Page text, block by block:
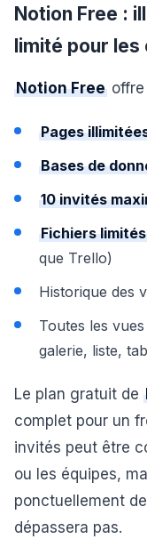
Notion Free :
limité pour les
Notion Free offre
Pages
Bases de
10 invités
Fichiers
que Trello)
Historique des
Toutes les
galerie, liste,
Le plan gratuit de
complet pour un
invités peut être
ou les équipes,
ponctuellement
dépassera pas.